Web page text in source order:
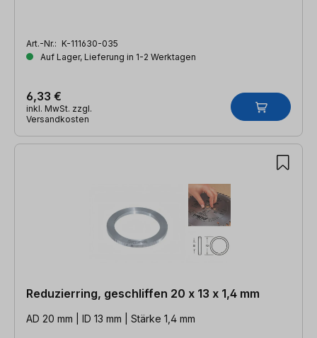
Art.-Nr.: K-111630-035
Auf Lager, Lieferung in 1-2 Werktagen
6,33 €
inkl. MwSt. zzgl.
Versandkosten
Reduzierring, geschliffen 20 x 13 x 1,4 mm
AD 20 mm | ID 13 mm | Stärke 1,4 mm